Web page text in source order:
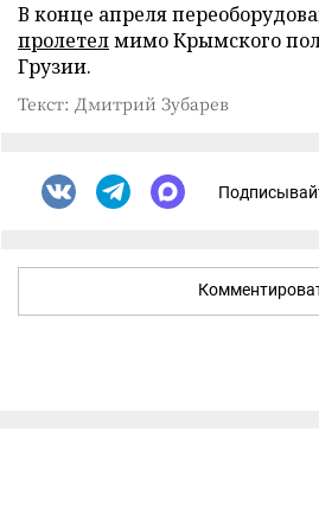
В конце апреля
пролетелмимо Крымского
Грузии.
Текст: Дмитрий Зубарев